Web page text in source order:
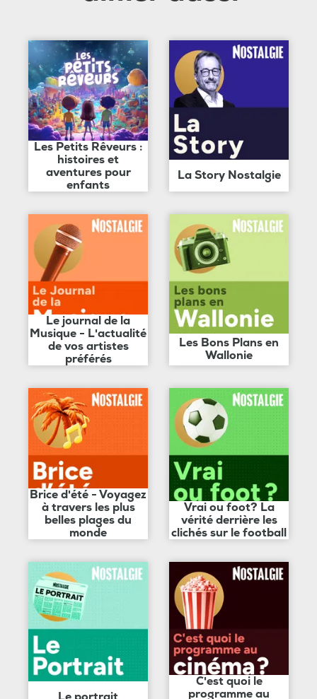
Les Petits Rêveurs :
histoires et
aventures pour
enfants
La Story Nostalgie
Le journal de la
Musique - L'actualité
de vos artistes
préférés
Les Bons Plans en
Wallonie
Brice d'été - Voyagez
à travers les plus
belles plages du
monde
Vrai ou foot? La
vérité derrière les
clichés sur le football
C'est quoi le
programme au